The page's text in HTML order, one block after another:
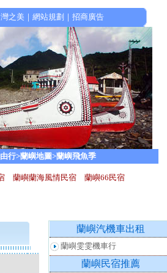
之美 ｜ 網站規劃 ｜ 招商廣告
行>蘭嶼地圖>蘭嶼飛魚季
蘭嶼蘭海風情民宿 蘭嶼66民宿
蘭嶼汽機車出租
蘭嶼雯雯機車行
蘭嶼民宿推薦